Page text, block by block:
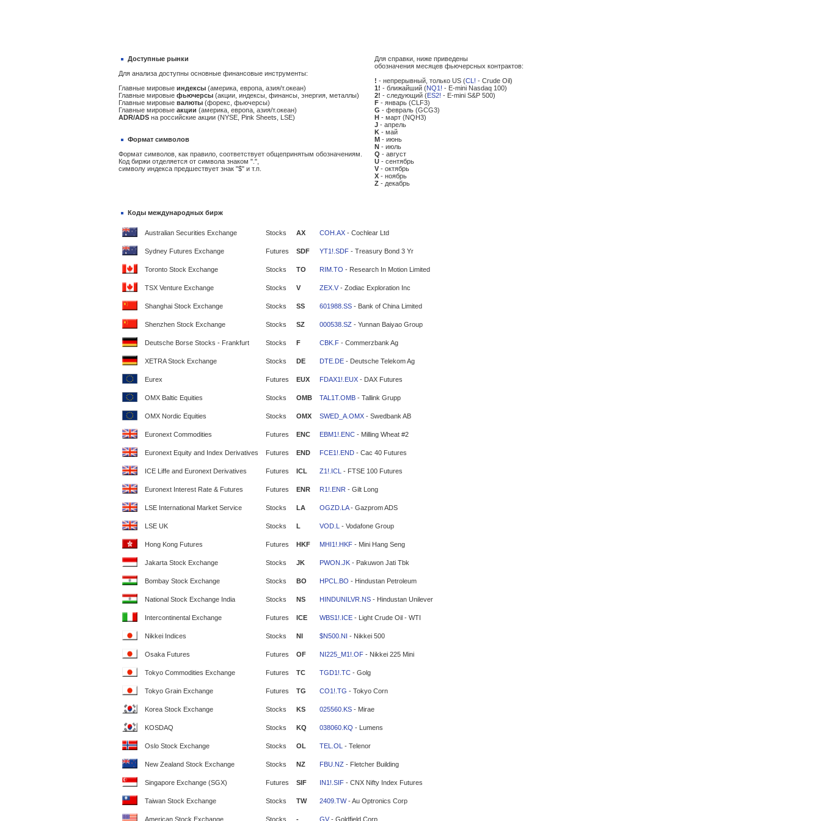
Доступные рынки
Для анализа доступны основные финансовые инструменты:
Главные мировые индексы (америка, европа, азия/т.океан)
Главные мировые фьючерсы (акции, индексы, финансы, энергия, металлы)
Главные мировые валюты (форекс, фьючерсы)
Главные мировые акции (америка, европа, азия/т.океан)
ADR/ADS на российские акции (NYSE, Pink Sheets, LSE)
Формат символов
Формат символов, как правило, соответствует общепринятым обозначениям.
Код биржи отделяется от символа знаком ".",
символу индекса предшествует знак "$" и т.п.
Для справки, ниже приведены
обозначения месяцев фьючерсных контрактов:
! - непрерывный, только US (CL! - Crude Oil)
1! - ближайший (NQ1! - E-mini Nasdaq 100)
2! - следующий (ES2! - E-mini S&P 500)
F - январь (CLF3)
G - февраль (GCG3)
H - март (NQH3)
J - апрель
K - май
M - июнь
N - июль
Q - август
U - сентябрь
V - октябрь
X - ноябрь
Z - декабрь
Коды международных бирж
Australian Securities Exchange Stocks AX COH.AX - Cochlear Ltd
Sydney Futures Exchange Futures SDF YT1!.SDF - Treasury Bond 3 Yr
Toronto Stock Exchange Stocks TO RIM.TO - Research In Motion Limited
TSX Venture Exchange Stocks V ZEX.V - Zodiac Exploration Inc
Shanghai Stock Exchange Stocks SS 601988.SS - Bank of China Limited
Shenzhen Stock Exchange Stocks SZ 000538.SZ - Yunnan Baiyao Group
Deutsche Borse Stocks - Frankfurt Stocks F CBK.F - Commerzbank Ag
XETRA Stock Exchange Stocks DE DTE.DE - Deutsche Telekom Ag
Eurex Futures EUX FDAX1!.EUX - DAX Futures
OMX Baltic Equities Stocks OMB TAL1T.OMB - Tallink Grupp
OMX Nordic Equities Stocks OMX SWED_A.OMX - Swedbank AB
Euronext Commodities Futures ENC EBM1!.ENC - Milling Wheat #2
Euronext Equity and Index Derivatives Futures END FCE1!.END - Cac 40 Futures
ICE Liffe and Euronext Derivatives Futures ICL Z1!.ICL - FTSE 100 Futures
Euronext Interest Rate & Futures Futures ENR R1!.ENR - Gilt Long
LSE International Market Service Stocks LA OGZD.LA- Gazprom ADS
LSE UK Stocks L VOD.L - Vodafone Group
Hong Kong Futures Futures HKF MHI1!.HKF - Mini Hang Seng
Jakarta Stock Exchange Stocks JK PWON.JK - Pakuwon Jati Tbk
Bombay Stock Exchange Stocks BO HPCL.BO - Hindustan Petroleum
National Stock Exchange India Stocks NS HINDUNILVR.NS - Hindustan Unilever
Intercontinental Exchange Futures ICE WBS1!.ICE - Light Crude Oil - WTI
Nikkei Indices Stocks NI $N500.NI - Nikkei 500
Osaka Futures Futures OF NI225_M1!.OF - Nikkei 225 Mini
Tokyo Commodities Exchange Futures TC TGD1!.TC - Golg
Tokyo Grain Exchange Futures TG CO1!.TG - Tokyo Corn
Korea Stock Exchange Stocks KS 025560.KS - Mirae
KOSDAQ Stocks KQ 038060.KQ - Lumens
Oslo Stock Exchange Stocks OL TEL.OL - Telenor
New Zealand Stock Exchange Stocks NZ FBU.NZ - Fletcher Building
Singapore Exchange (SGX) Futures SIF IN1!.SIF - CNX Nifty Index Futures
Taiwan Stock Exchange Stocks TW 2409.TW- Au Optronics Corp
American Stock Exchange Stocks - GV - Goldfield Corp